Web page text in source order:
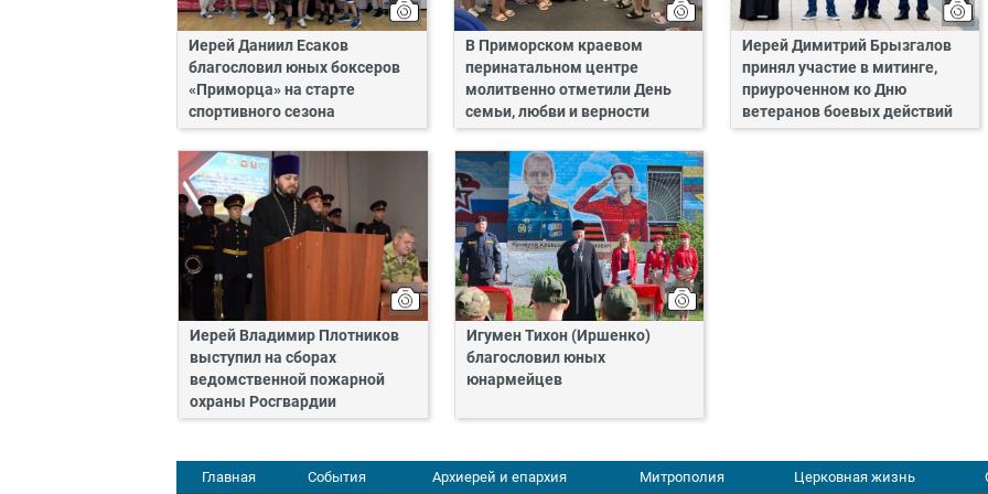
Иерей Даниил Есаков
благословил юных боксеров
«Приморца» на старте
спортивного сезона
В Приморском краевом
перинатальном центре
молитвенно отметили День
семьи, любви и верности
Иерей Димитрий Брызгалов
принял участие в митинге,
приуроченном ко Дню
ветеранов боевых действий
Иерей Владимир Плотников
выступил на сборах
ведомственной пожарной
охраны Росгвардии
Игумен Тихон (Иршенко)
благословил юных
юнармейцев
Главная События Архиерей и епархия Митрополия Церковная жизнь